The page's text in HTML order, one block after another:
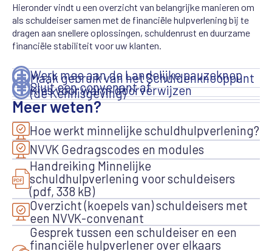
Hieronder vindt u een overzicht van belangrijke manieren om
als schuldeiser samen met de financiële hulpverlening bij te
dragen aan snellere oplossingen, schuldenrust en duurzame
financiële stabiliteit voor uw klanten.
Maak gebruik van het Schuldenknooppunt
Werk mee aan de Landelijke pauzeknop
(de Kennisgeving)
Kies voor warm doorverwijzen
Sluit een convenant af
Meer weten?
Hoe werkt minnelijke schuldhulpverlening?
NVVK Gedragscodes en modules
Handreiking Minnelijke
schuldhulpverlening voor schuldeisers
(pdf, 338 kB)
Overzicht (koepels van) schuldeisers met
een NVVK-convenant
Gesprek tussen een schuldeiser en een
financiële hulpverlener over elkaars